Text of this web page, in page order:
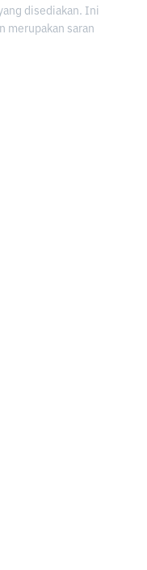
disediakan. Ini
merupakan saran